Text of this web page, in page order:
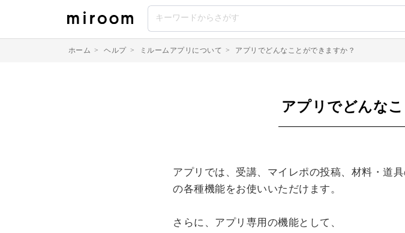
ホーム > ヘルプ> ミルームアプリについて > アプリでどんなことができますか？
アプリでどんな
アプリでは、受講、マイレポの投稿、材料・道
の各種機能をお使いいただけます。
さらに、アプリ専用の機能として、